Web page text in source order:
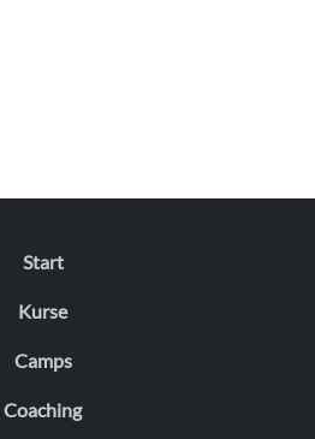
Start
Kurse
Camps
Coaching